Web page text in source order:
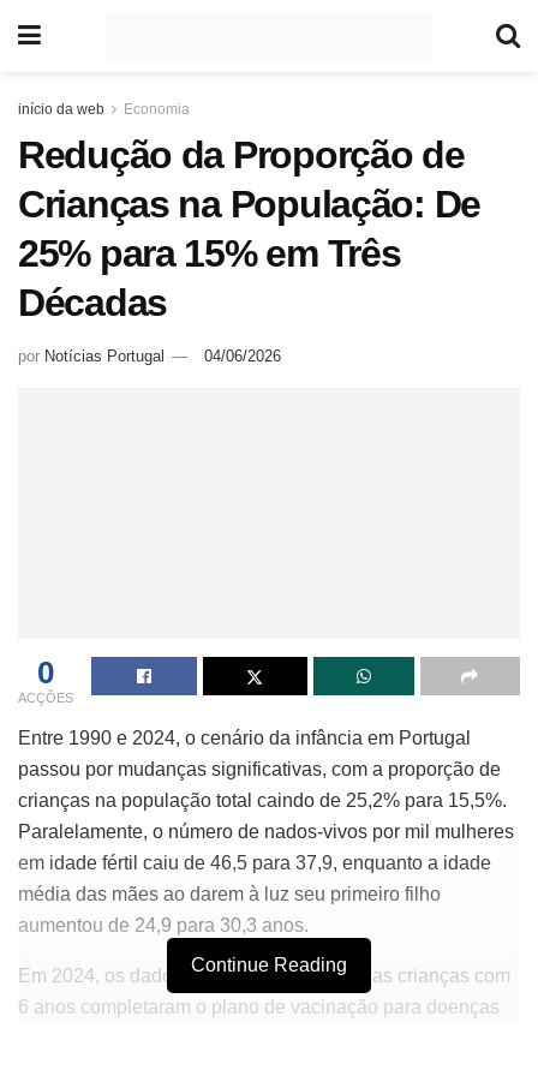
início da web Economia
Redução da Proporção de
Crianças na População: De
25% para 15% em Três
Décadas
por Notícias Portugal 04/06/2026
0
ACÇÕES
Entre 1990 e 2024, o cenário da infância em Portugal
passou por mudanças significativas, com a proporção de
crianças na população total caindo de 25,2% para 15,5%.
Paralelamente, o número de nados-vivos por mil mulheres
em idade fértil caiu de 46,5 para 37,9, enquanto a idade
média das mães ao darem à luz seu primeiro filho
aumentou de 24,9 para 30,3 anos.
Em 2024, os dados mostram que 95,7% das crianças com
6 anos completaram o plano de vacinação para doenças
Continue Reading